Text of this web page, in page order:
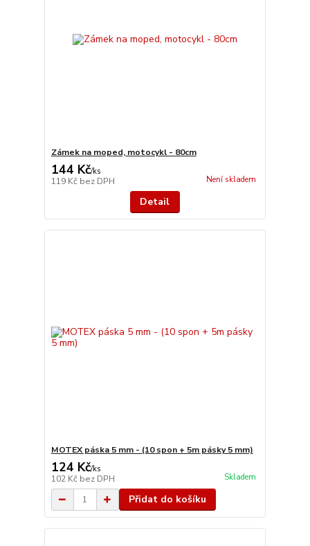
Zámek na moped, motocykl - 80cm
144 Kč/ks
119 Kč bez DPH Není skladem
Detail
MOTEX páska 5 mm - (10 spon + 5m pásky 5 mm)
124 Kč/ks
102 Kč bez DPH Skladem
Přidat do košíku